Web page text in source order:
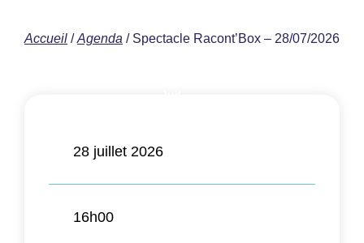
Accueil /Agenda / Spectacle Racont’Box – 28/07/2026
28 juillet 2026
16h00